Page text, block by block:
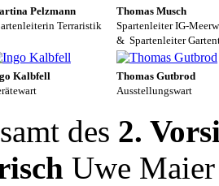
Pelzmann
Terraristik
Thomas Musch
Spartenleiter IG-
& Spartenleiter
Kalbfell
Thomas Gutbrod
Ausstellungswart
des 2.
Uwe